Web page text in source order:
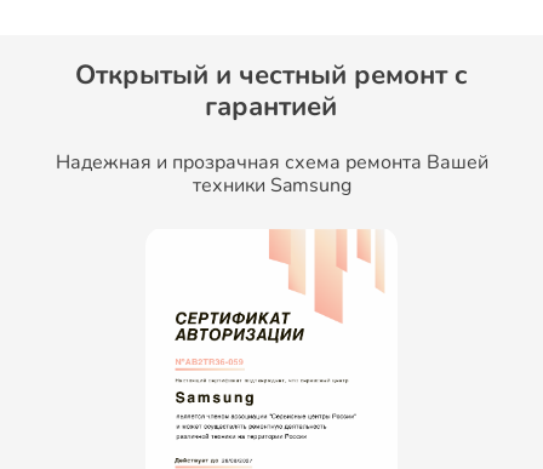
Открытый и честный ремонт c
гарантией
Надежная и прозрачная схема ремонта Вашей
техники Samsung